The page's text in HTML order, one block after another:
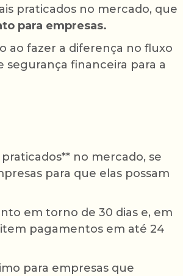
praticados no mercado, que
para empresas.
ao fazer a diferença no fluxo
financeira para a
no mercado, se
para que elas possam
em torno de 30 dias e, em
pagamentos em até 24
para empresas que